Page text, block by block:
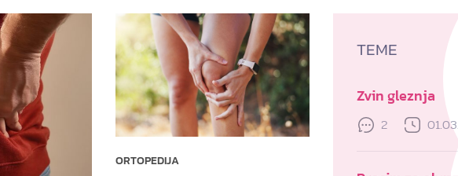
ORTOPEDIJA
TEME
Zvin gleznja
2